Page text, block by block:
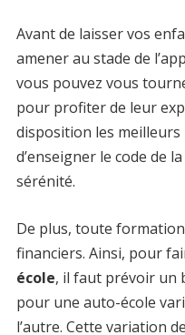
Avant de laisser vos
amener au stade de
vous pouvez vous
pour profiter de leur
disposition les
d’enseigner le code de
sérénité.
De plus, toute
financiers. Ainsi, pour
école, il faut prévoir un
pour une auto-école
l’autre. Cette variation